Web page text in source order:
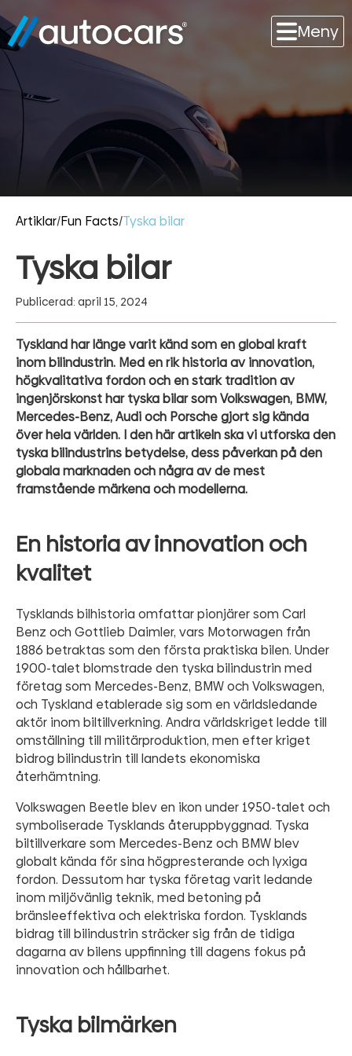
Meny
Artiklar/Fun Facts/Tyska bilar
Tyska bilar
Publicerad: april 15, 2024
Tyskland har länge varit känd som en global kraft
inom bilindustrin. Med en rik historia av innovation,
högkvalitativa fordon och en stark tradition av
ingenjörskonst har tyska bilar som Volkswagen, BMW,
Mercedes-Benz, Audi och Porsche gjort sig kända
över hela världen. I den här artikeln ska vi utforska den
tyska bilindustrins betydelse, dess påverkan på den
globala marknaden och några av de mest
framstående märkena och modellerna.
En historia av innovation och
kvalitet
Tysklands bilhistoria omfattar pionjärer som Carl
Benz och Gottlieb Daimler, vars Motorwagen från
1886 betraktas som den första praktiska bilen. Under
1900-talet blomstrade den tyska bilindustrin med
företag som Mercedes-Benz, BMW och Volkswagen,
och Tyskland etablerade sig som en världsledande
aktör inom biltillverkning. Andra världskriget ledde till
omställning till militärproduktion, men efter kriget
bidrog bilindustrin till landets ekonomiska
återhämtning.
Volkswagen Beetle blev en ikon under 1950-talet och
symboliserade Tysklands återuppbyggnad. Tyska
biltillverkare som Mercedes-Benz och BMW blev
globalt kända för sina högpresterande och lyxiga
fordon. Dessutom har tyska företag varit ledande
inom miljövänlig teknik, med betoning på
bränsleeffektiva och elektriska fordon. Tysklands
bidrag till bilindustrin sträcker sig från de tidiga
dagarna av bilens uppfinning till dagens fokus på
innovation och hållbarhet.
Tyska bilmärken